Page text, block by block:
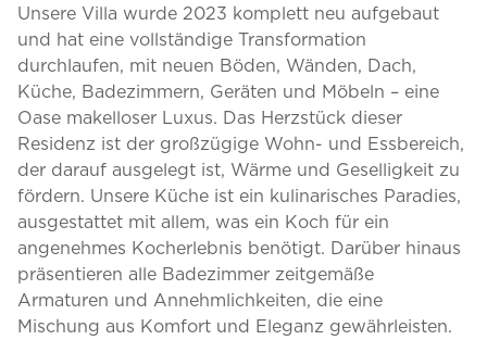
Unsere Villa wurde 2023 komplett neu aufgebaut
und hat eine vollständige Transformation
durchlaufen, mit neuen Böden, Wänden, Dach,
Küche, Badezimmern, Geräten und Möbeln – eine
Oase makelloser Luxus. Das Herzstück dieser
Residenz ist der großzügige Wohn- und Essbereich,
der darauf ausgelegt ist, Wärme und Geselligkeit zu
fördern. Unsere Küche ist ein kulinarisches Paradies,
ausgestattet mit allem, was ein Koch für ein
angenehmes Kocherlebnis benötigt. Darüber hinaus
präsentieren alle Badezimmer zeitgemäße
Armaturen und Annehmlichkeiten, die eine
Mischung aus Komfort und Eleganz gewährleisten.